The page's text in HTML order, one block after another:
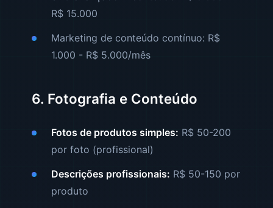
R$ 15.000
Marketing de conteúdo contínuo: R$
1.000 - R$ 5.000/mês
6. Fotografia e Conteúdo
Fotos de produtos simples: R$ 50-200
por foto (profissional)
Descrições profissionais: R$ 50-150 por
produto